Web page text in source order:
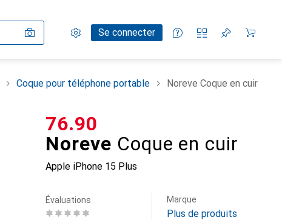
Paramètres
Compte clientSe connecter
Listes de comparaison
Listes d'envies
Panier
Coque pour téléphone portable Noreve Coque en cuir
Noreve Coque en cuir
Apple iPhone 15 Plus
CHF
76.90
Évaluations Marque
Plus de produits